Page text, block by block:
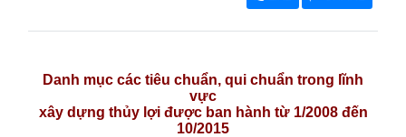
Danh mục các tiêu chuẩn, qui chuẩn trong lĩnh
vực
xây dựng thủy lợi được ban hành từ 1/2008 đến
10/2015